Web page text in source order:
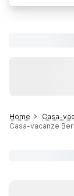
Home Casa-
Casa-vacanze